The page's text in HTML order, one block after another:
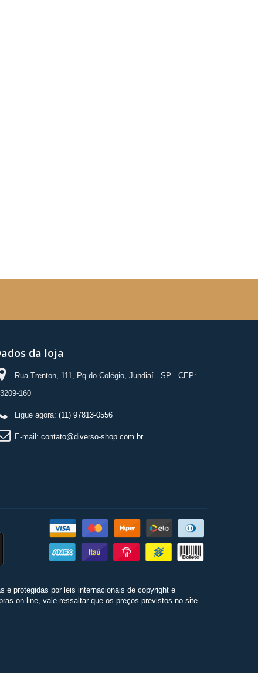
da loja
Rua Trenton, 111, Pq do Colégio, Jundiaí - SP - CEP:
160
Ligue agora: (11) 97813-0556
E-mail: contato@diverso-shop.com.br
e protegidas por leis internacionais de copyright e
on-line, vale ressaltar que os preços previstos no site